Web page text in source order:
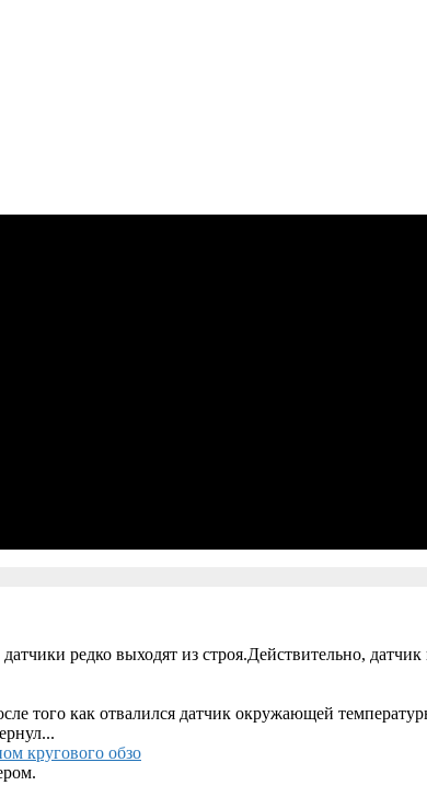
редко выходят из строя.Действительно,
того как отвалился датчик окружающей
кругового обзо